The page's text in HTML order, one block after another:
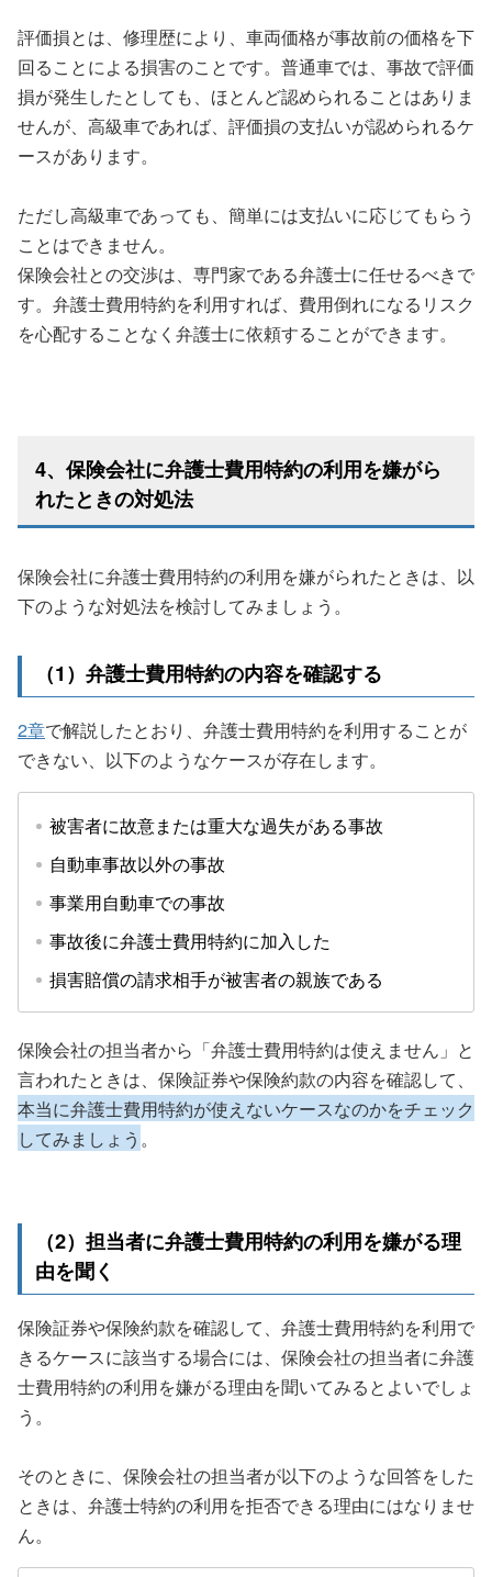
評価損とは、修理歴により、車両価格が事故前の価格を下
回ることによる損害のことです。普通車では、事故で評価
損が発生したとしても、ほとんど認められることはありま
せんが、高級車であれば、評価損の支払いが認められるケ
ースがあります。
ただし高級車であっても、簡単には支払いに応じてもらう
ことはできません。
保険会社との交渉は、専門家である弁護士に任せるべきで
す。弁護士費用特約を利用すれば、費用倒れになるリスク
を心配することなく弁護士に依頼することができます。
4、保険会社に弁護士費用特約の利用を嫌がら
れたときの対処法
保険会社に弁護士費用特約の利用を嫌がられたときは、以
下のような対処法を検討してみましょう。
（1）弁護士費用特約の内容を確認する
2章で解説したとおり、弁護士費用特約を利用することが
できない、以下のようなケースが存在します。
被害者に故意または重大な過失がある事故
自動車事故以外の事故
事業用自動車での事故
事故後に弁護士費用特約に加入した
損害賠償の請求相手が被害者の親族である
保険会社の担当者から「弁護士費用特約は使えません」と
言われたときは、保険証券や保険約款の内容を確認して、
本当に弁護士費用特約が使えないケースなのかをチェック
してみましょう 。
（2）担当者に弁護士費用特約の利用を嫌がる理
由を聞く
保険証券や保険約款を確認して、弁護士費用特約を利用で
きるケースに該当する場合には、保険会社の担当者に弁護
士費用特約の利用を嫌がる理由を聞いてみるとよいでしょ
う。
そのときに、保険会社の担当者が以下のような回答をした
ときは、弁護士特約の利用を拒否できる理由にはなりませ
ん。